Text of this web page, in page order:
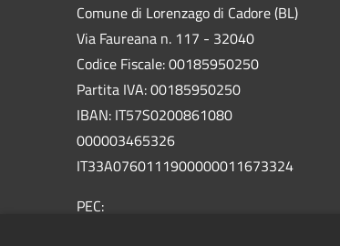
Comune di Lorenzago di Cadore (BL)
Via Faureana n. 117 - 32040
Codice Fiscale: 00185950250
Partita IVA: 00185950250
IBAN: IT57S0200861080
000003465326
IT33A0760111900000011673324
PEC: